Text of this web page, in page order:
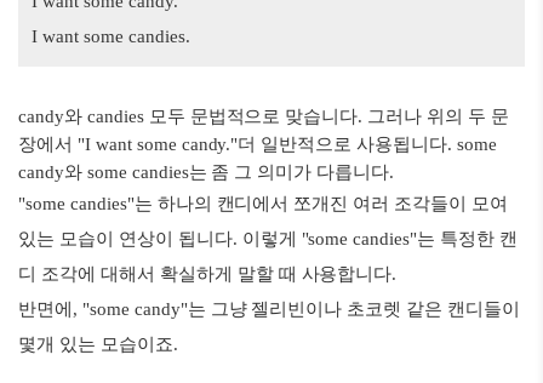
I want some candies.
candy와 candies 모두 문법적으로 맞습니다. 그러나 위의 두 문
장에서 "I want some candy."더 일반적으로 사용됩니다. some
candy와 some candies는 좀 그 의미가 다릅니다.
"some candies"는 하나의 캔디에서 쪼개진 여러 조각들이 모여
있는 모습이 연상이 됩니다. 이렇게 "some candies"는 특정한 캔
디 조각에 대해서 확실하게 말할 때 사용합니다.
반면에, "some candy"는 그냥 젤리빈이나 초코렛 같은 캔디들이
몇개 있는 모습이죠.